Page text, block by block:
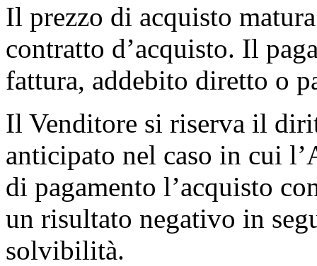
Il prezzo di acquisto
contratto d’acquisto. Il
fattura, addebito diretto o
Il Venditore si riserva il
anticipato nel caso in cui
di pagamento l’acquisto
un risultato negativo in
solvibilità.